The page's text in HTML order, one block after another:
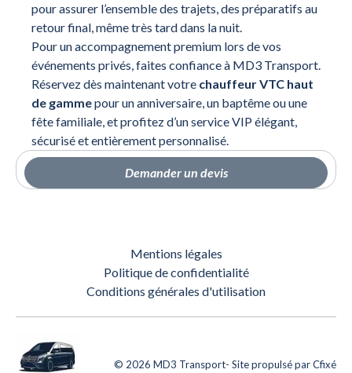
Demander un devis
pour assurer l’ensemble des trajets, des préparatifs au
retour final, même très tard dans la nuit.
Pour un accompagnement premium lors de vos
événements privés, faites confiance à MD3 Transport.
Réservez dès maintenant votre chauffeur VTC haut
de gammepour un anniversaire, un baptême ou une
fête familiale, et profitez d’un service VIP élégant,
sécurisé et entièrement personnalisé.
Mentions légales
Politique de confidentialité
Conditions générales d'utilisation
© 2026 MD3 Transport- Site propulsé parCfixé